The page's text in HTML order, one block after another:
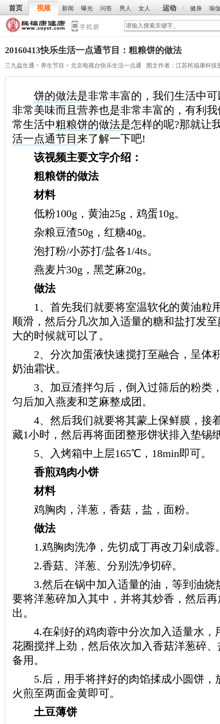
首页 视频 新闻 曝光 问答 男人 女人 运动 健身 瑜
20160413快乐生活一点通节目：粗粮饼的做法
三九益生通 > 养生节目 > 北京电视台快乐生活一点通 图文作者： 江苏民福康科技
饼的做法是非常丰富的，我们生活中
非常美味而且营养也是非常丰富的，有利
常生活中粗粮饼的做法是怎样的呢?那就让
活一点通节目 来了解一下吧!
该视频主要文字介绍：
粗粮饼的做法
材料
低粉100g，黄油25g，鸡蛋10g。
杂粮豆渣50g，红糖40g。
泡打粉/小苏打/盐各1/4ts。
燕麦片30g，黑芝麻20g。
做法
1、首先我们就要将室温软化的黄油粒
顺滑，然后分几次加入适量的糖和盐打发
大的时候就可以了。
2、分次加蛋液快速搅打至融合，呈体
奶油霜状。
3、加豆渣拌匀后，倒入过筛后的粉类
匀后加入燕麦和芝麻整成团。
4、然后我们就要将其蒙上保鲜膜，接
藏1小时，然后再将面团整形饼状排入垫锡
5、入烤箱中上层165℃，18min即可。
香煎鸡肉小饼
材料
鸡胸肉，洋葱，香菇，盐，面粉。
做法
1.鸡胸肉洗净，先切成丁再改刀剁成蓉
2.香菇、洋葱、分别洗净切碎。
3.然后在锅中加入适量的油，等到油烧
要将洋葱碎加入其中，并将其炒香，然后
出。
4.在剁好的鸡肉蓉中分次加入适量水，
花圈搅拌上劲，然后依次加入香菇洋葱碎
备用。
5.后，用手将拌好的肉馅揉成小圆饼，
火煎至两面金黄即可。
土豆薄饼